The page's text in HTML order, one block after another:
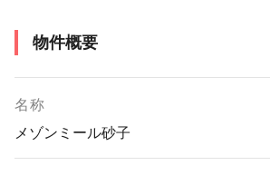
物件概要
名称
メゾンミール砂子